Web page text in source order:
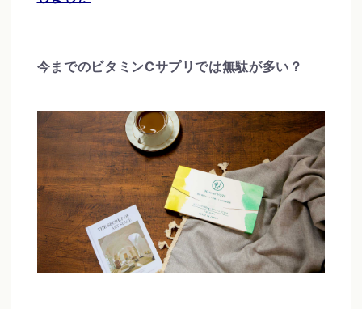
今までのビタミンCサプリでは無駄が多い？